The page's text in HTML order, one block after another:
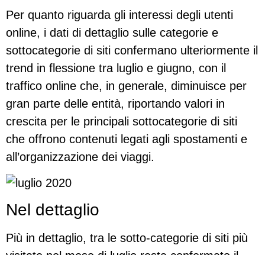
Per quanto riguarda gli interessi degli utenti
online, i dati di dettaglio sulle categorie e
sottocategorie di siti confermano ulteriormente il
trend in flessione tra luglio e giugno, con il
traffico online che, in generale, diminuisce per
gran parte delle entità, riportando valori in
crescita per le principali sottocategorie di siti
che offrono contenuti legati agli spostamenti e
all’organizzazione dei viaggi.
Nel dettaglio
Più in dettaglio, tra le sotto-categorie di siti più